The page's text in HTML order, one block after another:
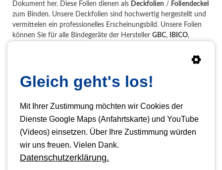
Dokument her. Diese Folien dienen als Deckfolien / Foliendeckel
zum Binden. Unsere Deckfolien sind hochwertig hergestellt und
vermittelen ein professionelles Erscheinungsbild. Unsere Folien
können Sie für alle Bindegeräte der Hersteller GBC, IBICO,
Stärke Deckfolien satin / kontakt-transparent
0,20 mm / 0,30 mm (weitere Stärken auf Anfrage)
Formate Deckfolien satin / kontakt-transparent
DIN A4 und DIN A3 (weitere Formate auf Anfrage)
Gleich geht's los!
Mit Ihrer Zustimmung möchten wir Cookies der
Dienste Google Maps (Anfahrtskarte) und YouTube
(Videos) einsetzen. Über Ihre Zustimmung würden
wir uns freuen. Vielen Dank.
Datenschutzerklärung.